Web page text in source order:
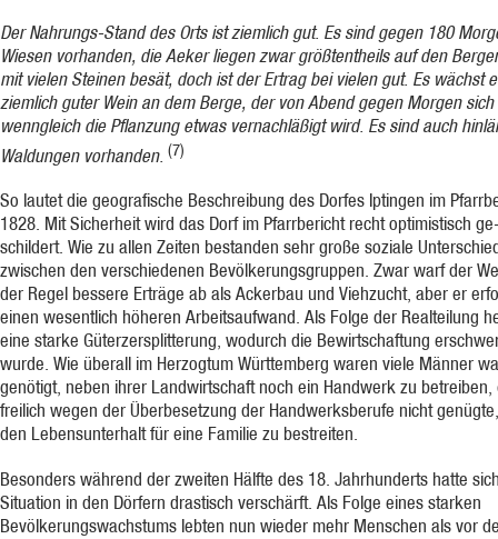
Der Nahrungs-Stand des Orts ist ziemlich gut. Es sind gegen 180
Wiesen vorhanden, die Aeker liegen zwar größtentheils auf den
mit vielen Steinen besät, doch ist der Ertrag bei vielen gut. Es wächst
ziemlich guter Wein an dem Berge, der von Abend gegen Morgen sich
wenngleich die Pflanzung etwas vernachläßigt wird. Es sind auch
Waldungen vor­handen. (7)
So lautet die geografische Beschreibung des Dorfes Iptingen im
1828. Mit Sicherheit wird das Dorf im Pfarrbericht recht optimistisch
schildert. Wie zu allen Zeiten bestanden sehr große soziale
zwischen den ver­schiedenen Bevölkerungsgruppen. Zwar warf der
der Regel bessere Erträge ab als Ackerbau und Viehzucht, aber er
einen wesentlich höheren Arbeitsaufwand. Als Folge der Realteilung
eine starke Güterzersplitterung, wodurch die Bewirt­schaftung
wurde. Wie überall im Herzogtum Württemberg waren viele Männer
genötigt, neben ih­rer Landwirtschaft noch ein Handwerk zu betreiben,
freilich wegen der Überbesetzung der Handwerksberufe nicht
den Lebensunterhalt für eine Familie zu bestreiten.
Besonders während der zweiten Hälfte des 18. Jahrhunderts hatte
Situation in den Dörfern drastisch verschärft. Als Folge eines starken
Bevölkerungswachstums lebten nun wieder mehr Menschen als vor